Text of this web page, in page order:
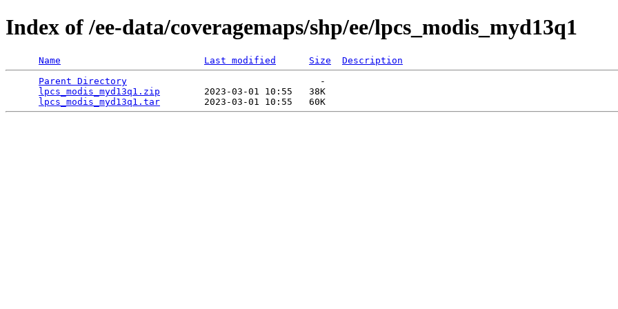
Index of /ee-data/coveragemaps/shp/ee/lpcs_modis_myd13q1
Name Last modified Size
Description
Parent Directory
                                   -
lpcs_modis_myd13q1.zip
        2023-03-01 10:55   38K
lpcs_modis_myd13q1.tar